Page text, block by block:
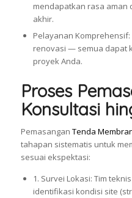
mendapatkan rasa aman
akhir.
Pelayanan
renovasi — semua dapat
proyek Anda.
Proses
Konsultasi
Pemasangan Tenda
tahapan sistematis untuk
sesuai ekspektasi:
1. Survei Lokasi: Tim
identifikasi kondisi site